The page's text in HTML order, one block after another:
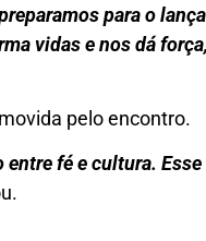
para o
vidas e nos dá
pelo encontro.
entre fé e cultura.